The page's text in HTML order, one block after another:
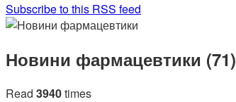
Subscribe to this RSS feed
Новини фармацевтики (71)
Read 3940times